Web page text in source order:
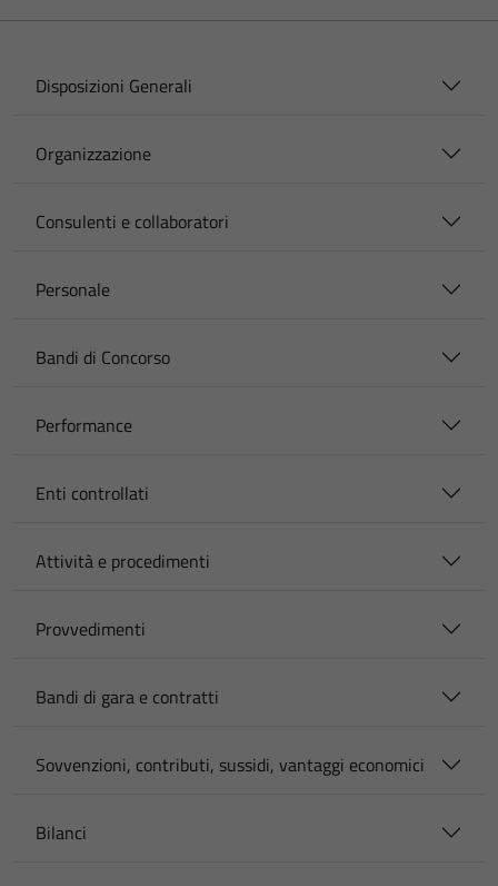
Disposizioni Generali
Organizzazione
Consulenti e collaboratori
Personale
Bandi di Concorso
Performance
Enti controllati
Attività e procedimenti
Provvedimenti
Bandi di gara e contratti
Sovvenzioni, contributi, sussidi, vantaggi economici
Bilanci